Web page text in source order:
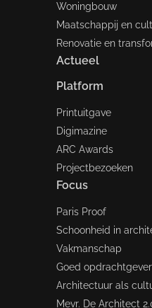
Woningbouw
Maatschappij en
Renovatie en
Actueel
Platform
Printuitgave
Digimazine
ARC Awards
Projectbezoeken
Focus
Paris Proof
Schoonheid in
Vakmanschap
Goed
Architectuur als
Mevr. De Architect